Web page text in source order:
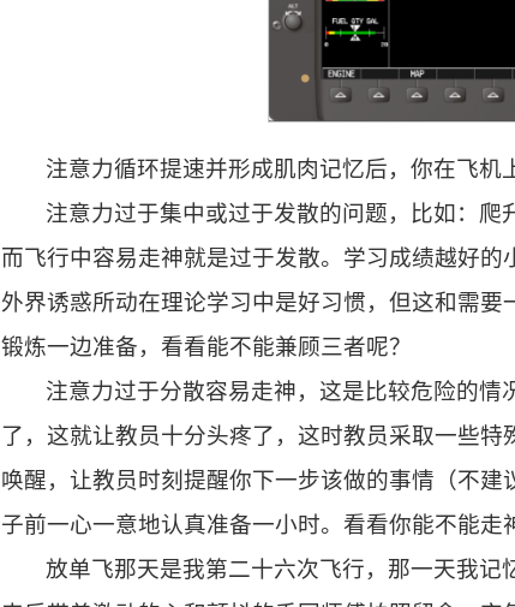
注意力循环提速并形成肌肉记忆后，你在飞机
注意力过于集中或过于发散的问题，比如：爬
而飞行中容易走神就是过于发散。学习成绩越好
外界诱惑所动在理论学习中是好习惯，但这和需
锻炼一边准备，看看能不能兼顾三者呢？
注意力过于分散容易走神，这是比较危险的
了，这就让教员十分头疼了，这时教员采取一些
唤醒，让教员时刻提醒你下一步该做的事情（不
子前一心一意地认真准备一小时。看看你能不能走
放单飞那天是我第二十六次飞行，那一天我